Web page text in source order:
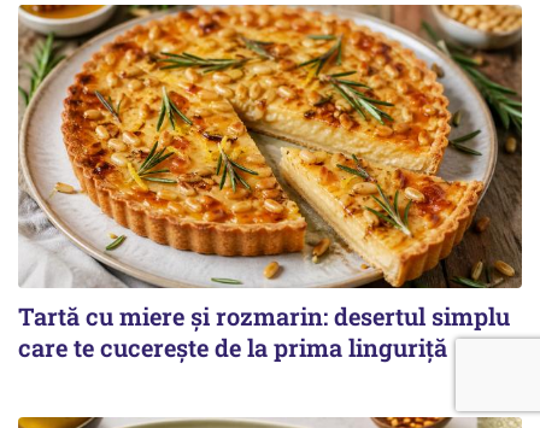
Tartă cu miere și rozmarin: desertul simplu
care te cucerește de la prima linguriță